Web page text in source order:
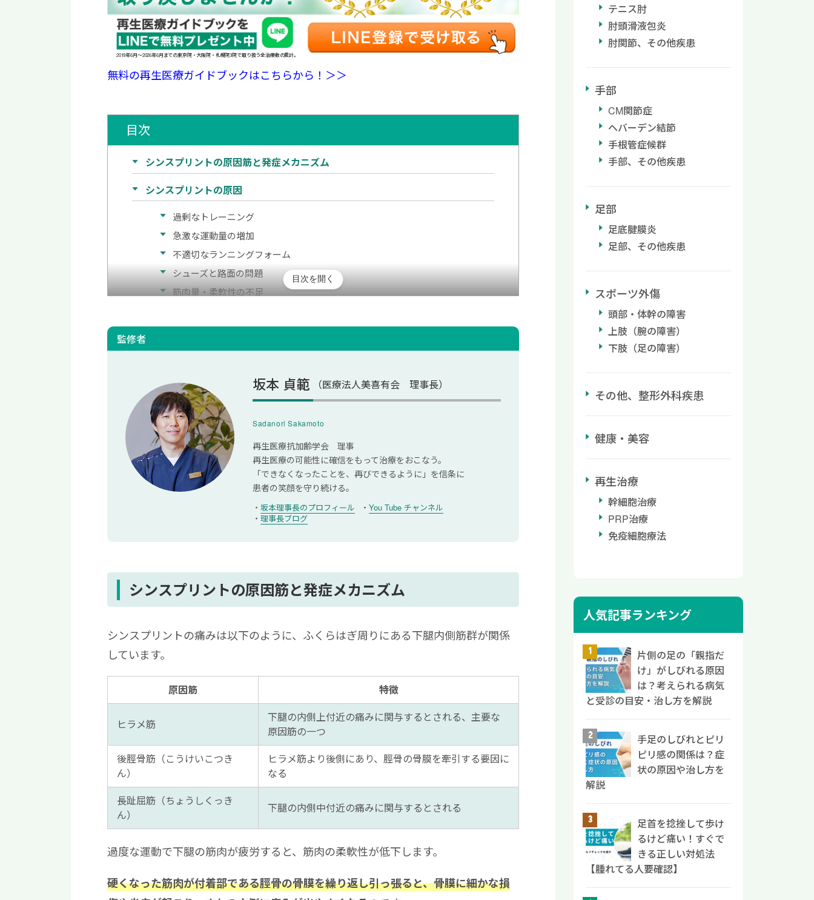
2019年6月〜2026年6月までの東京院・大阪院・札幌院3院で取り扱う全治療数の累計。
無料の再生医療ガイドブックはこちらから！＞＞
目次
シンスプリントの原因筋と発症メカニズム
シンスプリントの原因
過剰なトレーニング
急激な運動量の増加
不適切なランニングフォーム
シューズと路面の問題
筋肉量・柔軟性の不足
足の構造
運動環境の影響
シンスプリントの再発予防策
運動量とコンディション管理
シューズ・路面・インソール
筋トレ・ストレッチ
ウォームアップ・クールダウン
まとめ｜原因不明のシンスプリントは医療機関を受診しよう
シンスプリントの症状が出たら、サポーターを使うべきですか？
テーピングはシンスプリントに対して、どんな効果がありますか？
成長期の子どもはシンスプリントになりやすいですか？
シンスプリントと疲労骨折はどう違いますか？
家族がシンスプリントになったときの対処法や注意点はありますか？
目次を開く
監修者
坂本 貞範 （医療法人美喜有会 理事長）
Sadanori Sakamoto
再生医療抗加齢学会 理事
再生医療の可能性に確信をもって治療をおこなう。
「できなくなったことを、再びできるように」を信条に
患者の笑顔を守り続ける。
坂本理事長のプロフィール
You Tube チャンネル
理事長ブログ
シンスプリントの原因筋と発症メカニズム
シンスプリントの痛みは以下のように、ふくらはぎ周りにある下腿内側筋群が関係
しています。
原因筋 特徴
ヒラメ筋
下腿の内側上付近の痛みに関与するとされる、主要な
原因筋の一つ
後脛骨筋（こうけいこつき
ん）
ヒラメ筋より後側にあり、脛骨の骨膜を牽引する要因に
なる
長趾屈筋（ちょうしくっき
ん）
下腿の内側中付近の痛みに関与するとされる
過度な運動で下腿の筋肉が疲労すると、筋肉の柔軟性が低下します。
硬くなった筋肉が付着部である脛骨の骨膜を繰り返し引っ張ると、骨膜に細かな損
テニス肘
肘頭滑液包炎
肘関節、その他疾患
手部
CM関節症
ヘバーデン結節
手根管症候群
手部、その他疾患
足部
足底腱膜炎
足部、その他疾患
スポーツ外傷
頭部・体幹の障害
上肢（腕の障害）
下肢（足の障害）
その他、整形外科疾患
健康・美容
再生治療
幹細胞治療
PRP治療
免疫細胞療法
人気記事ランキング
片側の足の「親指だ
け」がしびれる原因
は？考えられる病気
と受診の目安・治し方を解説
手足のしびれとピリ
ピリ感の関係は？症
状の原因や治し方を
解説
足首を捻挫して歩け
るけど痛い！すぐで
きる正しい対処法
【腫れてる人要確認】